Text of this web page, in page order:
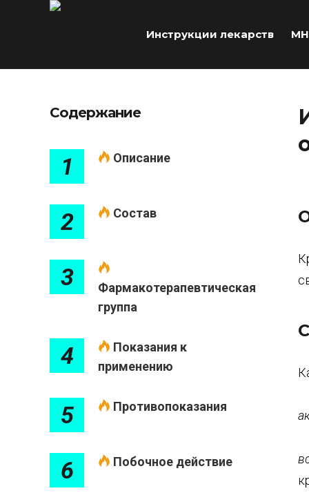
Инструкции лекарств
Содержание
1 Описание
2 Состав
3
Фармакотерапевтическая
группа
4
Показания к
применению
5 Противопоказания
6 Побочное действие